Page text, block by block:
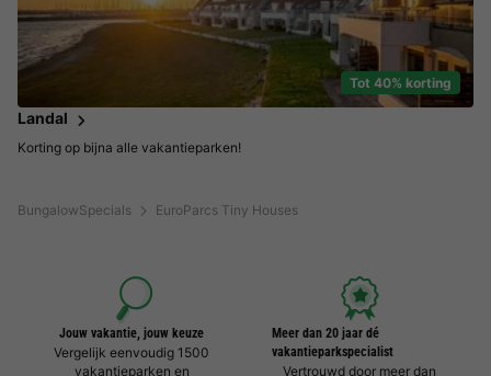
BungalowSpecials EuroParcs Tiny Houses
Tot 40% korting
Landal
Korting op bijna alle vakantieparken!
Jouw vakantie, jouw keuze
Vergelijk eenvoudig 1500
vakantieparken en
Meer dan 20 jaar dé
vakantieparkspecialist
Vertrouwd door meer dan